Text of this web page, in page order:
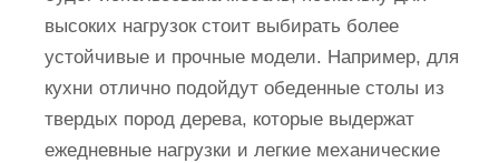
высоких нагрузок стоит выбирать более
устойчивые и прочные модели. Например, для
кухни отлично подойдут обеденные столы из
твердых пород дерева, которые выдержат
ежедневные нагрузки и легкие механические